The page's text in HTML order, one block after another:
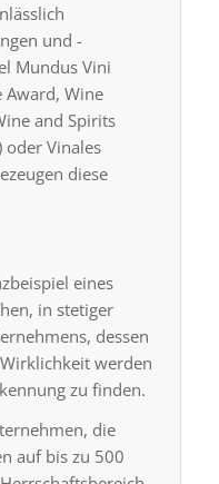
und -
Mundus Vini
Award, Wine
and Spirits
Vinales
diese
eines
in stetiger
dessen
werden
zu finden.
die
auf bis zu 500